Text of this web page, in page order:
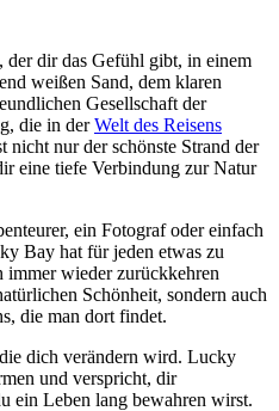
dir das Gefühl gibt, in einem
weißen Sand, dem klaren
Gesellschaft der
die in derWelt des Reisens
nur der schönste Strand der
eine tiefe Verbindung zur Natur
ein Fotograf oder einfach
Bay hat für jeden etwas zu
immer wieder zurückkehren
Schönheit, sondern auch
die man dort findet.
dich verändern wird. Lucky
und verspricht, dir
ein Leben lang bewahren wirst.